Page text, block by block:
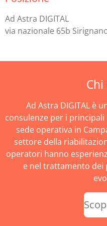
Ad Astra DIGITAL
via nazionale 65b
Ad Astra DIGITAL è
consulenze per i
sede operativa in
settore della
operatori hanno
e nel trattamento